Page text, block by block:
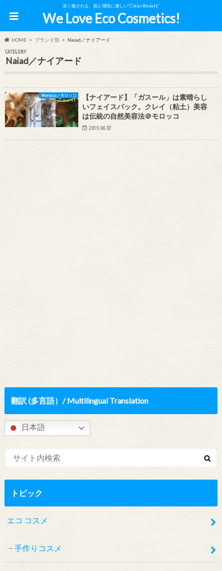
深く癒される、肌と環境に優しい”Clean Beauty”
We Love Eco Cosmetics!
HOME ブランド別 Naiad／ナイアード
CATEGORY
Naiad／ナイアード
Morocco／モロッコ
【ナイアード】「ガスール」は素晴らし
いフェイスパック。クレイ（粘土）美容
は伝統の自然美容法＠モロッコ
2019.06.07
翻訳 (多言語）/ Multilingual Translation
日本語
トピック
エコ コスメ
手作りコスメ